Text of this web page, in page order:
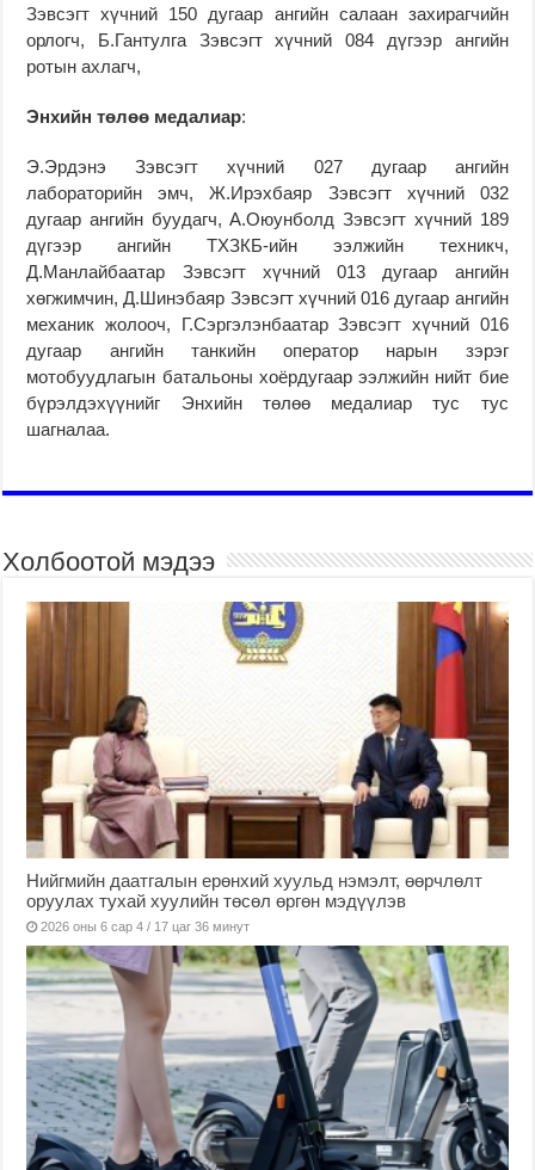
Зэвсэгт хүчний 150 дугаар ангийн салаан захирагчийн
орлогч, Б.Гантулга Зэвсэгт хүчний 084 дүгээр ангийн
ротын ахлагч,
Энхийн төлөө медалиар:
Э.Эрдэнэ Зэвсэгт хүчний 027 дугаар ангийн
лабораторийн эмч, Ж.Ирэхбаяр Зэвсэгт хүчний 032
дугаар ангийн буудагч, А.Оюунболд Зэвсэгт хүчний 189
дүгээр ангийн ТХЗКБ-ийн ээлжийн техникч,
Д.Манлайбаатар Зэвсэгт хүчний 013 дугаар ангийн
хөгжимчин, Д.Шинэбаяр Зэвсэгт хүчний 016 дугаар ангийн
механик жолооч, Г.Сэргэлэнбаатар Зэвсэгт хүчний 016
дугаар ангийн танкийн оператор нарын зэрэг
мотобуудлагын батальоны хоёрдугаар ээлжийн нийт бие
бүрэлдэхүүнийг Энхийн төлөө медалиар тус тус
шагналаа.
Холбоотой мэдээ
Нийгмийн даатгалын ерөнхий хуульд нэмэлт, өөрчлөлт
оруулах тухай хуулийн төсөл өргөн мэдүүлэв
2026 оны 6 сар 4 / 17 цаг 36 минут